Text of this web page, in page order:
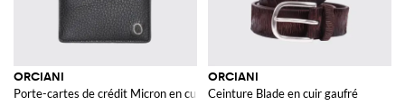
ORCIANI
Porte-cartes de crédit Micron en cuir martellato
ORCIANI
Ceinture Blade en cuir gaufré